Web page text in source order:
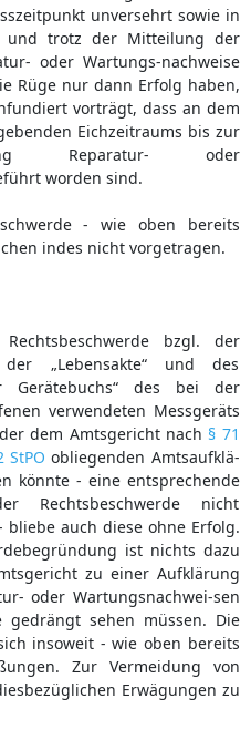
unversehrt sowie in
und trotz der Mitteilung der
oder Wartungs-nachweise
Rüge nur dann Erfolg haben,
vorträgt, dass an dem
Eichzeitraums bis zur
Reparatur- oder
worden sind.
- wie oben bereits
indes nicht vorgetragen.
bzgl. der
der „Lebensakte“ und des
Gerätebuchs“ des bei der
verwendeten Messgeräts
dem Amtsgericht nach § 71
StPO obliegenden Amtsaufklä-
könnte - eine entsprechende
Rechtsbeschwerde nicht
auch diese ohne Erfolg.
ist nichts dazu
zu einer Aufklärung
oder Wartungsnachwei-sen
gedrängt sehen müssen. Die
insoweit - wie oben bereits
Zur Vermeidung von
Erwägungen zu